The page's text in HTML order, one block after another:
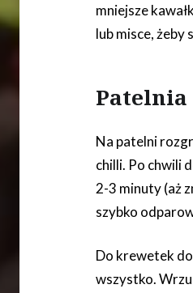
mniejsze
lub misce, żeby
Na patelni
chilli. Po chwili
2-3 minuty (aż
szybko
Do krewetek
wszystko.